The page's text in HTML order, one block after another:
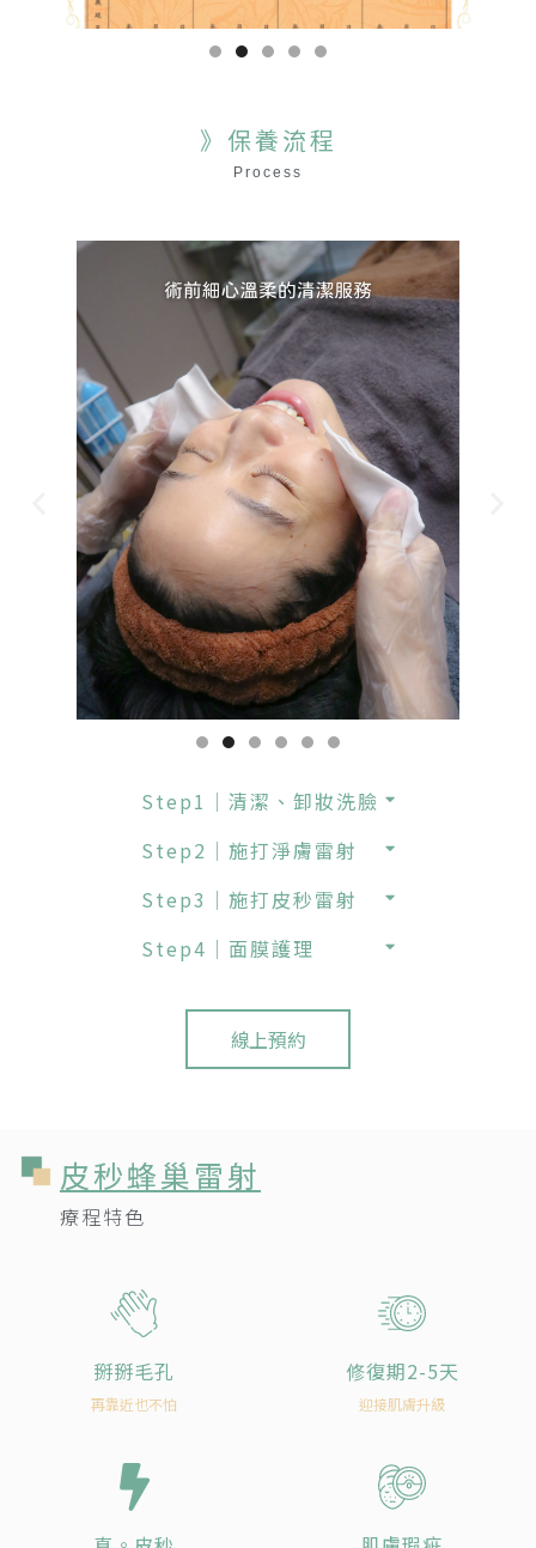
》保養流程
Process
Step1｜清潔、卸妝洗臉
Step2｜施打淨膚雷射
Step3｜施打皮秒雷射
Step4｜面膜護理
線上預約
皮秒蜂巢雷射
療程特色
掰掰毛孔
再靠近也不怕
修復期2-5天
迎接肌膚升級